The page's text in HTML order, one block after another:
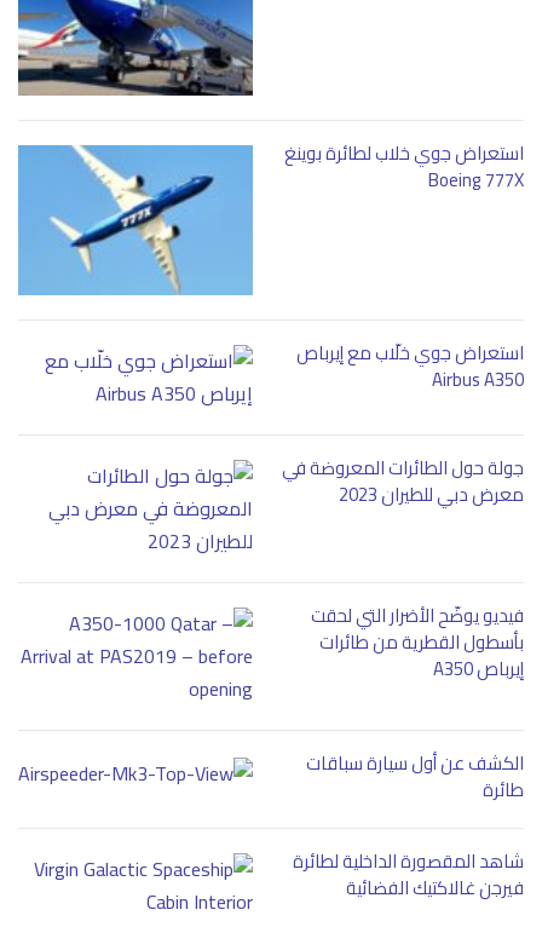
استعراض جوي خلاب لطائرة بوينغ
Boeing 777X
استعراض جوي خلّاب مع إيرباص
Airbus A350
جولة حول الطائرات المعروضة في
معرض دبي للطيران 2023
فيديو يوضّح الأضرار التي لحقت
بأسطول القطرية من طائرات
إيرباص A350
الكشف عن أول سيارة سباقات
طائرة
شاهد المقصورة الداخلية لطائرة
فيرجن غالاكتيك الفضائية